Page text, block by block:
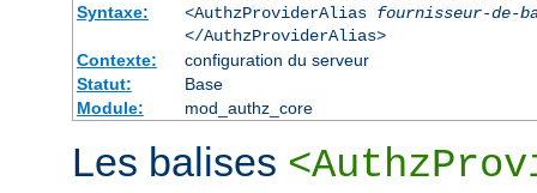
Syntaxe:
<AuthzProviderAlias fournisseur-de-
</AuthzProviderAlias>
Contexte:
configuration du serveur
Statut:
Base
Module:
mod_authz_core
Les balises